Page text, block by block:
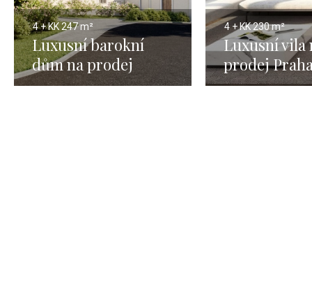
4 + KK247 m²
Luxusní barokní
dům na prodej
Praha 6 - 247m
4 + KK230 m²
Luxusní vila
prodej
230m